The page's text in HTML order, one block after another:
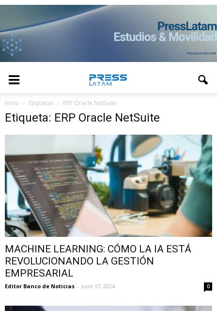
Inicio Etiquetas ERP Oracle NetSuite
Etiqueta: ERP Oracle NetSuite
MACHINE LEARNING: CÓMO LA IA ESTÁ
REVOLUCIONANDO LA GESTIÓN
EMPRESARIAL
Editor Banco de Noticias - June 17, 2024 0